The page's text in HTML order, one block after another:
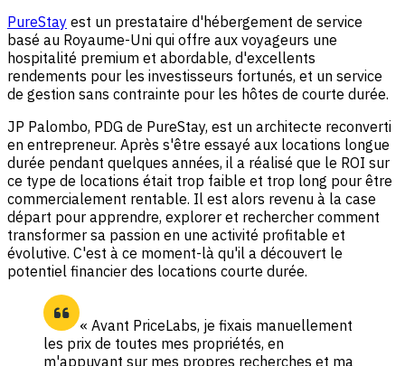
PureStay est un prestataire d'hébergement de service
basé au Royaume-Uni qui offre aux voyageurs une
hospitalité premium et abordable, d'excellents
rendements pour les investisseurs fortunés, et un service
de gestion sans contrainte pour les hôtes de courte durée.
JP Palombo, PDG de PureStay, est un architecte reconverti
en entrepreneur. Après s'être essayé aux locations longue
durée pendant quelques années, il a réalisé que le ROI sur
ce type de locations était trop faible et trop long pour être
commercialement rentable. Il est alors revenu à la case
départ pour apprendre, explorer et rechercher comment
transformer sa passion en une activité profitable et
évolutive. C'est à ce moment-là qu'il a découvert le
potentiel financier des locations courte durée.
« Avant PriceLabs, je fixais manuellement
les prix de toutes mes propriétés, en
m'appuyant sur mes propres recherches et ma